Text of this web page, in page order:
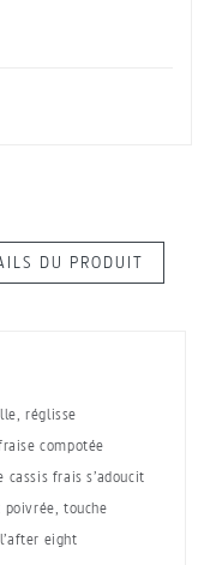
DU PRODUIT
réglisse
compotée
frais s’adoucit
touche
eight